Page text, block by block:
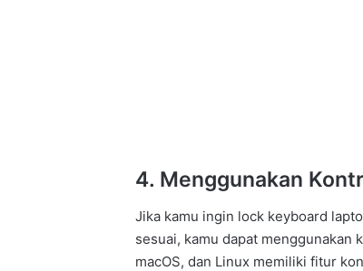
4. Menggunakan
Jika kamu ingin lock keyboard
sesuai, kamu dapat
macOS, dan Linux memiliki fitur